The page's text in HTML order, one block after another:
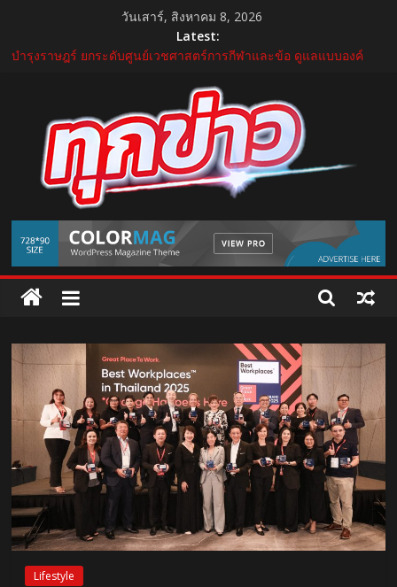
content
วันเสาร์, สิงหาคม 8, 2026
Latest:
บำรุงราษฎร์ ยกระดับศูนย์เวชศาสตร์การกีฬาและข้อ ดูแลแบบองค์
บีโอไอผนึกพันธมิตรจัด THECA 2026 เชื่อมห่วงโซ่อิเล็กทรอนิกส์ หนุน
ไทยสู่ฐานผลิตเทคโนโลยีขั้นสูง
กระทรวงคมนาคม เปิดนิทรรศการ “เกษมสุขทุกค่ำเช้า” เฉลิม
พระชนมพรรษา พระบาทสมเด็จพระเจ้าอยู่หัว 28 กรกฎาคม 2569
“GDH” เปิดโผโปรเจกต์ใหม่ใน “GDH CIRCLES Feel Good โคจร
ความสุข สนุกกว่าที่เคย”
แถลงใหญ่ปีที่ 11! บุรีรัมย์ มาราธอน 2027 เปิดศักราชใหม่ เดินหน้าสู่
Marathon Destination แห่งเอเชีย
TukKhao
AllNews
Lifestyle